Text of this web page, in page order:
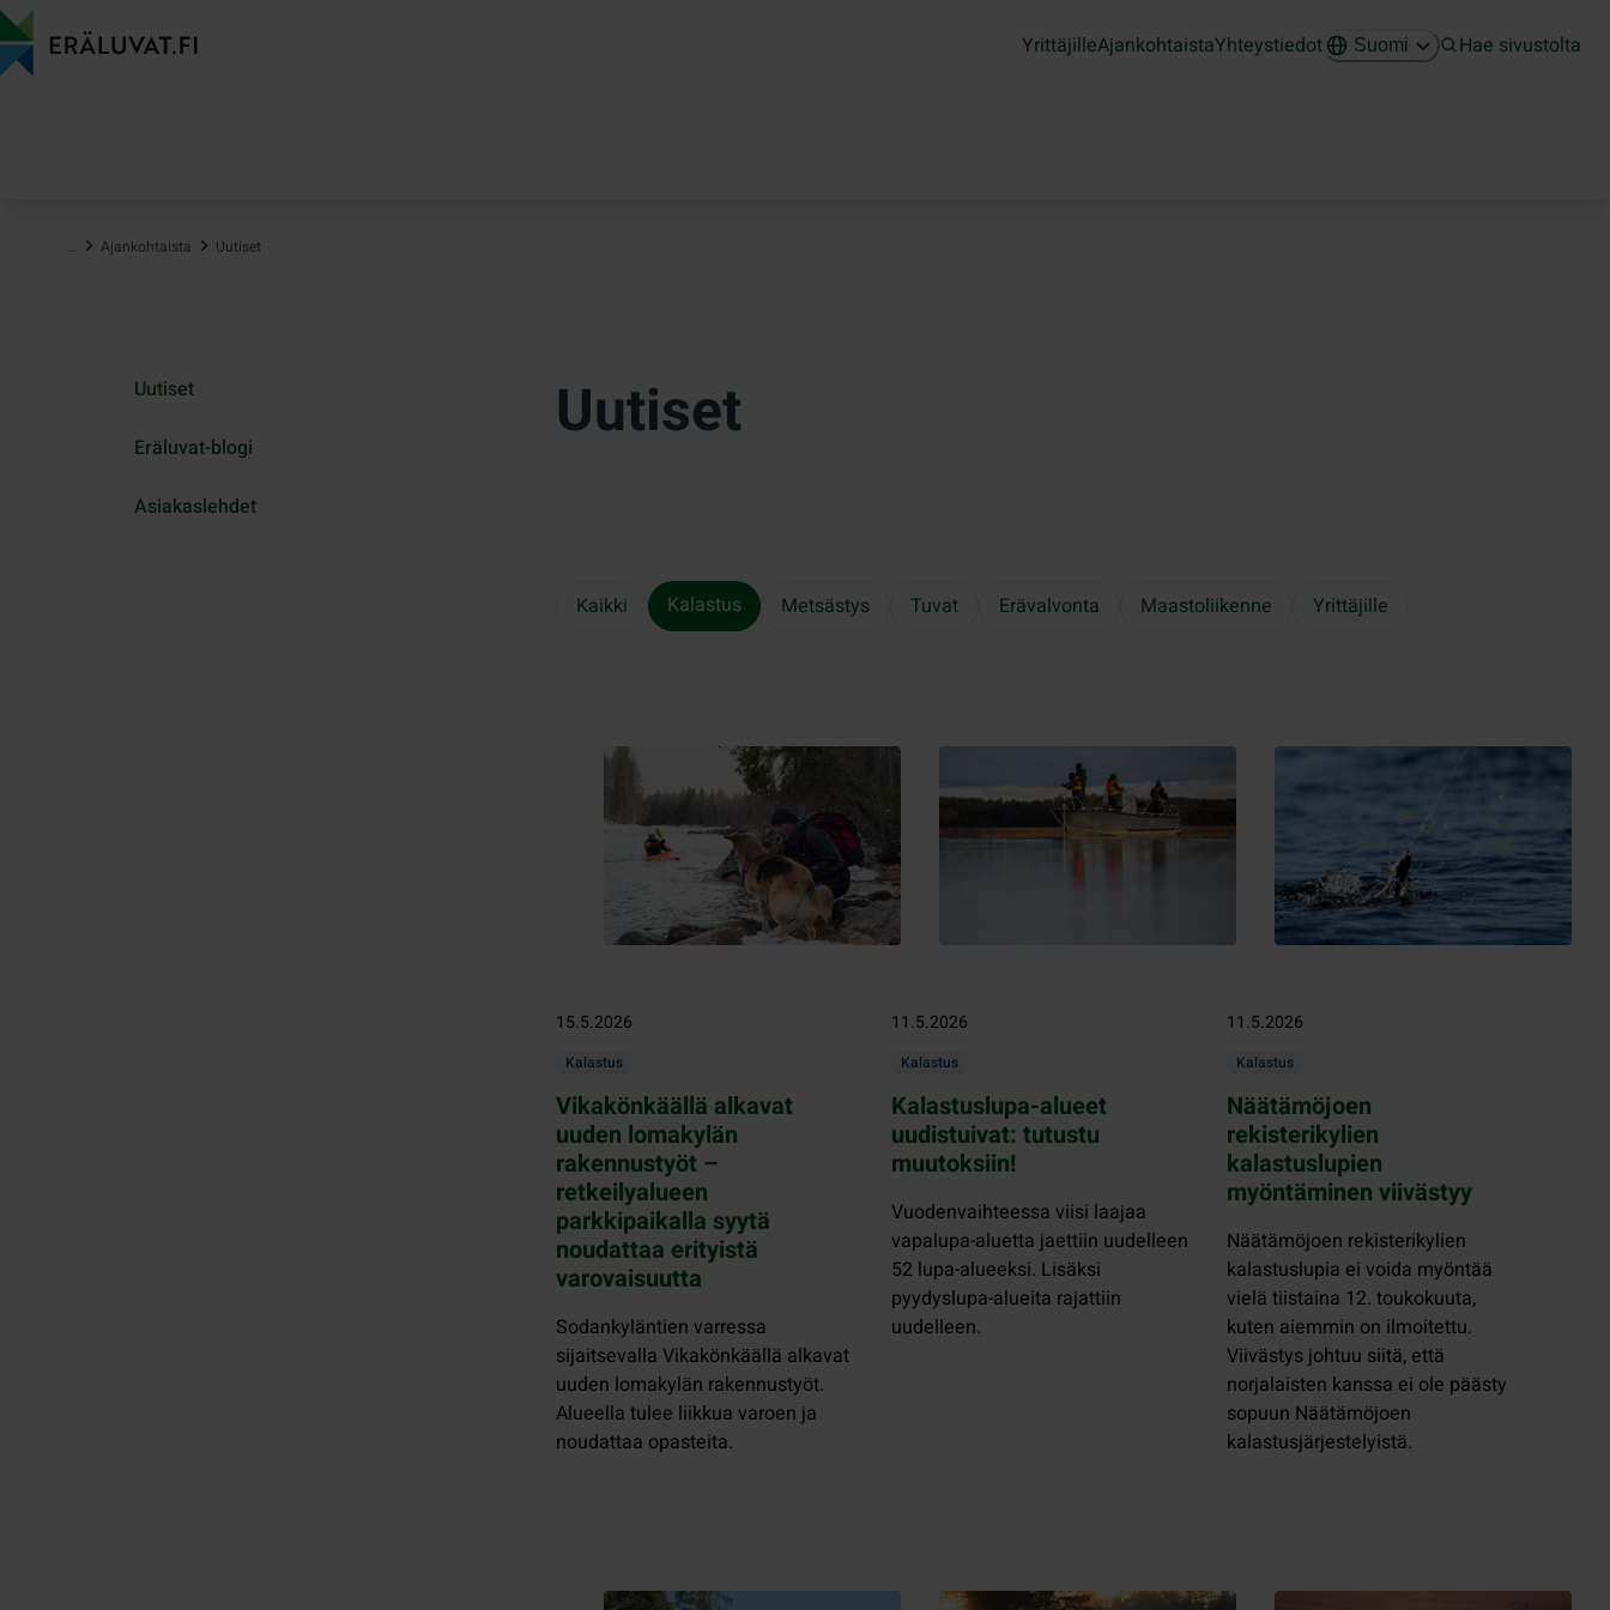
Hyppää
sisältöön
YrittäjilleAjankohtaistaYhteystiedot Suomi Hae sivustolta
… Ajankohtaista Uutiset
Uutiset
Eräluvat-blogi
Asiakaslehdet
Uutiset
Kaikki Kalastus Metsästys Tuvat Erävalvonta Maastoliikenne Yrittäjille
15.5.2026
Kalastus
Vikakönkäällä alkavat
uuden lomakylän
rakennustyöt –
retkeilyalueen
parkkipaikalla syytä
noudattaa erityistä
varovaisuutta
Sodankyläntien varressa
sijaitsevalla Vikakönkäällä alkavat
uuden lomakylän rakennustyöt.
Alueella tulee liikkua varoen ja
noudattaa opasteita.
11.5.2026
Kalastus
Kalastuslupa-alueet
uudistuivat: tutustu
muutoksiin!
Vuodenvaihteessa viisi laajaa
vapalupa-aluetta jaettiin uudelleen
52 lupa-alueeksi. Lisäksi
pyydyslupa-alueita rajattiin
uudelleen.
11.5.2026
Kalastus
Näätämöjoen
rekisterikylien
kalastuslupien
myöntäminen viivästyy
Näätämöjoen rekisterikylien
kalastuslupia ei voida myöntää
vielä tiistaina 12. toukokuuta,
kuten aiemmin on ilmoitettu.
Viivästys johtuu siitä, että
norjalaisten kanssa ei ole päästy
sopuun Näätämöjoen
kalastusjärjestelyistä.